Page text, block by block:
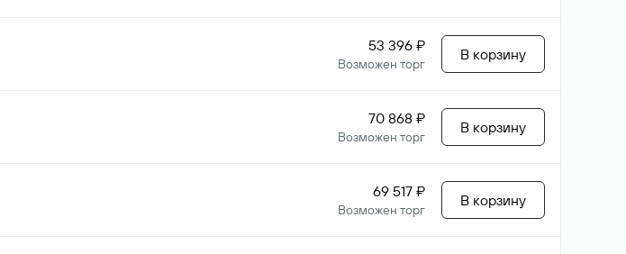
53 396 ₽
Возможен торг
В корзину
70 868 ₽
Возможен торг
В корзину
69 517 ₽
Возможен торг
В корзину